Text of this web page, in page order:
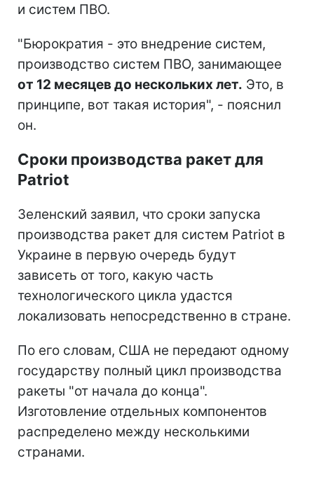
и систем ПВО.
"Бюрократия - это внедрение систем,
производство систем ПВО, занимающее
от 12 месяцев до нескольких лет. Это, в
принципе, вот такая история", - пояснил
он.
Сроки производства ракет для
Patriot
Зеленский заявил, что сроки запуска
производства ракет для систем Patriot в
Украине в первую очередь будут
зависеть от того, какую часть
технологического цикла удастся
локализовать непосредственно в стране.
По его словам, США не передают одному
государству полный цикл производства
ракеты "от начала до конца".
Изготовление отдельных компонентов
распределено между несколькими
странами.